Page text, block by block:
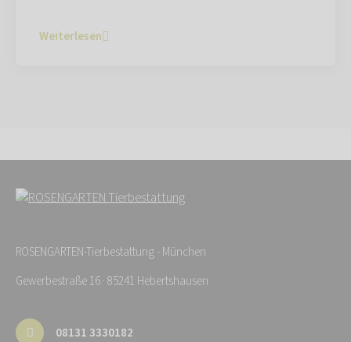
Weiterlesen
ROSENGARTEN-Tierbestattung - München
Gewerbestraße 16 · 85241 Hebertshausen
08131 3330182